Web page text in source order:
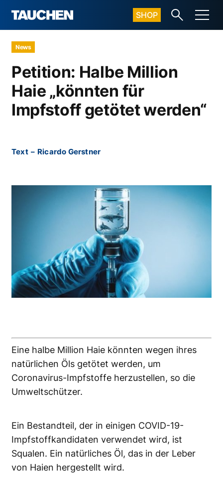
SHOP
News
Petition: Halbe Million
Haie „könnten für
Impfstoff getötet werden“
Text – Ricardo Gerstner
Eine halbe Million Haie könnten wegen ihres
natürlichen Öls getötet werden, um
Coronavirus-Impfstoffe herzustellen, so die
Umweltschützer.
Ein Bestandteil, der in einigen COVID-19-
Impfstoffkandidaten verwendet wird, ist
Squalen. Ein natürliches Öl, das in der Leber
von Haien hergestellt wird.